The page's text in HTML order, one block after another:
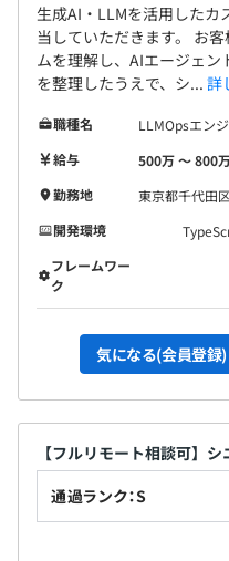
生成AI・LLMを活用したカ
当していただきます。 お
ムを理解し、AIエージェ
を整理したうえで、シ... 詳
職種名
LLMOpsエン
給与
500万 〜 800
勤務地
東京都千代田
開発環境
フレームワー
ク
気になる(会員登録)
【フルリモート相談可】
通過ランク：S